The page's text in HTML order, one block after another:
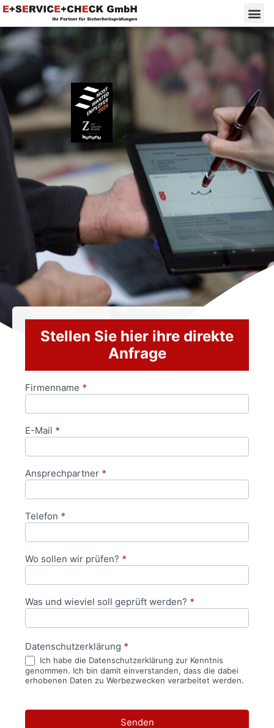
Stellen Sie hier ihre direkte
Anfrage
Anfrageformular
Firmenname *
E-Mail *
Ansprechpartner *
Telefon *
Wo sollen wir prüfen? *
Was und wieviel soll geprüft werden? *
Datenschutzerklärung *
Ich habe die Datenschutzerklärung zur Kenntnis
genommen. Ich bin damit einverstanden, dass die dabei
erhobenen Daten zu Werbezwecken verarbeitet werden.
Senden